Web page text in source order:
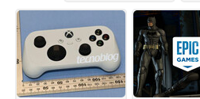
16/05/2026